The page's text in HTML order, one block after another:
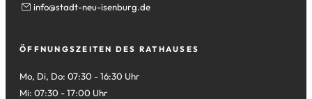
info stadt-neu-isenburg de
ÖFFNUNGSZEITEN DES RATHAUSES
Mo, Di, Do: 07:30 - 16:30 Uhr
Mi: 07:30 - 17:00 Uhr